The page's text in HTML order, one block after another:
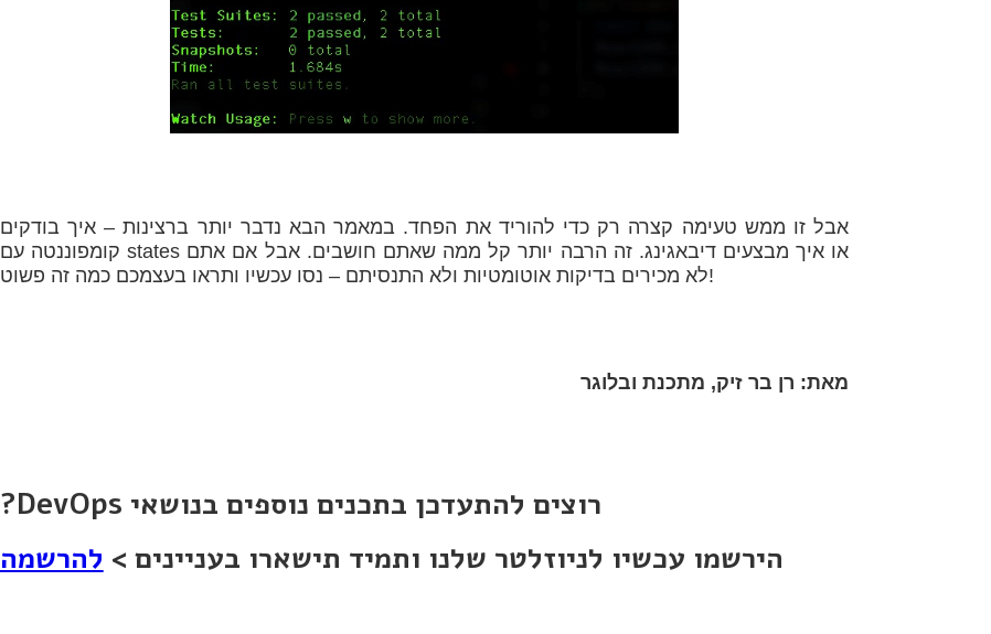
אבל זו ממש טעימה קצרה רק כדי להוריד את הפחד. במאמר הבא נדבר יותר ברצינות – איך בודקים
קומפוננטה עם states או איך מבצעים דיבאגינג. זה הרבה יותר קל ממה שאתם חושבים. אבל אם אתם
לא מכירים בדיקות אוטומטיות ולא התנסיתם – נסו עכשיו ותראו בעצמכם כמה זה פשוט!
מאת: רן בר זיק, מתכנת ובלוגר
?DevOps רוצים להתעדכן בתכנים נוספים בנושאי
הירשמו עכשיו לניוזלטר שלנו ותמיד תישארו בעניינים > להרשמה